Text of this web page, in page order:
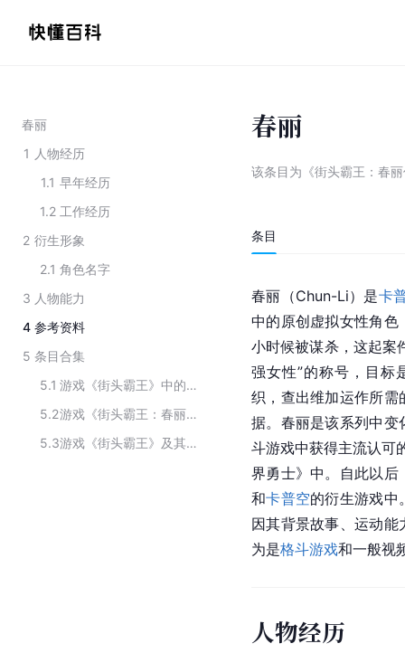
春丽
1 人物经历
1.1 早年经历
1.2 工作经历
2 衍生形象
2.1 角色名字
3 人物能力
4 参考资料
5 条目合集
5.1
游戏《街头霸王》中的角色
5.2
游戏《街头霸王：春丽传》中的人物
5.3
游戏《街头霸王》及其衍生作品中的人物
春丽
该条目为 《街头霸王：春
条目
春丽（Chun-Li）是卡
中的原创虚拟女性角
小时候被谋杀，这起案
强女性”的称号，目标
织，查出维加运作所需
据。春丽是该系列中
斗游戏中获得主流认可
界勇士》中。自此以后
和卡普空的衍生游戏中
因其背景故事、运动
为是格斗游戏和一般视
人物经历